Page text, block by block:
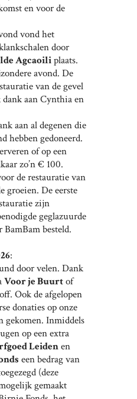
en voor de
vond het
door
Agcaoiliplaats.
avond. De
van de gevel
aan Cynthia en
aan al degenen die
hebben gedoneerd.
of op een
zo’n € 100.
de restauratie van
groeien. De eerste
zijn
geglazuurde
besteld.
:
door velen. Dank
Voor je Buurtof
Ook de afgelopen
donaties op onze
gekomen. Inmiddels
op een extra
Leidenen
een bedrag van
(deze
gemaakt